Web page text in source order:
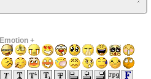
Emotion+